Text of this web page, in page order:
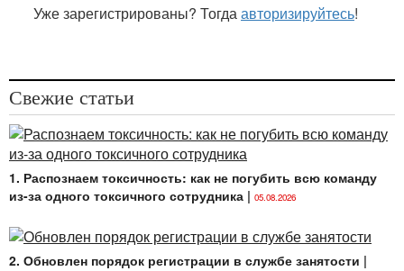
установленные нормативными правовыми актами
требования по охране труда и предоставлять
НПА требований, обеспечивающих безопасные
условия труда, наниматель принимает меры по
обеспечению здоровых и безопасных условий труда
(п. 6.8 Примерной формы контракта).
Уже зарегистрированы? Тогдаавторизируйтесь!
Свежие статьи
1. Распознаем токсичность: как не погубить всю команду
из-за одного токсичного сотрудника | 05.08.2026
2. Обновлен порядок регистрации в службе занятости |